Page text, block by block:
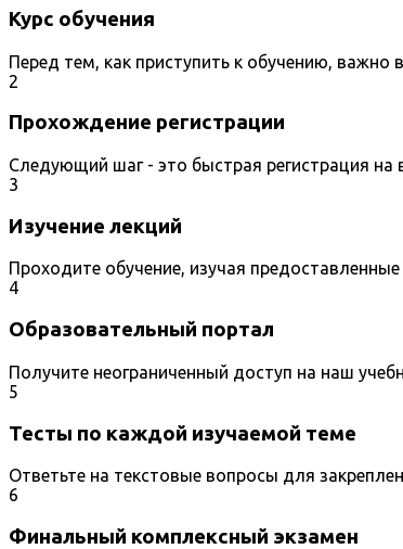
Курс обучения
Перед тем, как приступить к обучению, важно
2
Прохождение регистрации
Следующий шаг - это быстрая регистрация
3
Изучение лекций
Проходите обучение, изучая
4
Образовательный портал
Получите неограниченный доступ на наш
5
Тесты по каждой изучаемой теме
Ответьте на текстовые вопросы для
6
Финальный комплексный экзамен